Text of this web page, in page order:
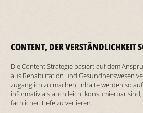
CONTENT, DER VERSTÄNDLICHKEIT
Die Content Strategie basiert auf dem
aus Rehabilitation und Gesundheitswesen
zugänglich zu machen. Inhalte werden so
informativ als auch leicht konsumierbar
fachlicher Tiefe zu verlieren.